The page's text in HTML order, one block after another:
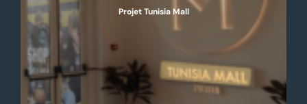
Projet Tunisia Mall